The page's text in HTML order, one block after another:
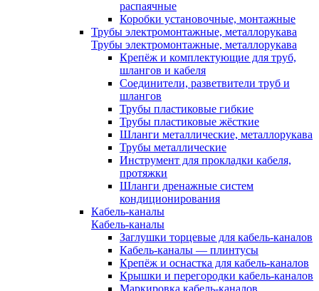
распаячные
Коробки установочные, монтажные
Трубы электромонтажные, металлорукава
Трубы электромонтажные, металлорукава
Крепёж и комплектующие для труб,
шлангов и кабеля
Соединители, разветвители труб и
шлангов
Трубы пластиковые гибкие
Трубы пластиковые жёсткие
Шланги металлические, металлорукава
Трубы металлические
Инструмент для прокладки кабеля,
протяжки
Шланги дренажные систем
кондиционирования
Кабель-каналы
Кабель-каналы
Заглушки торцевые для кабель-каналов
Кабель-каналы — плинтусы
Крепёж и оснастка для кабель-каналов
Крышки и перегородки кабель-каналов
Маркировка кабель-каналов